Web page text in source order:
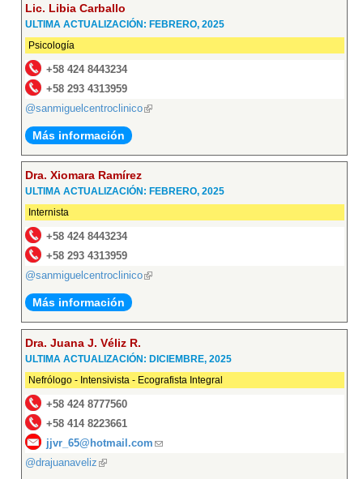
Lic. Libia Carballo
ULTIMA ACTUALIZACIÓN: FEBRERO, 2025
Psicología
+58 424 8443234
+58 293 4313959
@sanmiguelcentroclinico(link
Más información
Dra. Xiomara Ramírez
ULTIMA ACTUALIZACIÓN: FEBRERO, 2025
Internista
+58 424 8443234
+58 293 4313959
@sanmiguelcentroclinico(link
Más información
Dra. Juana J. Véliz R.
ULTIMA ACTUALIZACIÓN: DICIEMBRE, 2025
Nefrólogo - Intensivista - Ecografista Integral
+58 424 8777560
+58 414 8223661
jjvr_65@hotmail.com (link
@drajuanaveliz (link